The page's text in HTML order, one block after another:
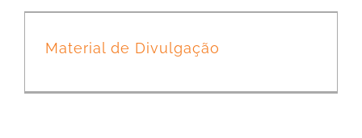
Material de Divulgação